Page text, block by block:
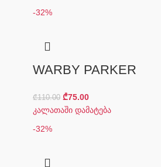
-32%
WARBY PARKER
₾110.00 ₾75.00
კალათაში დამატება
-32%